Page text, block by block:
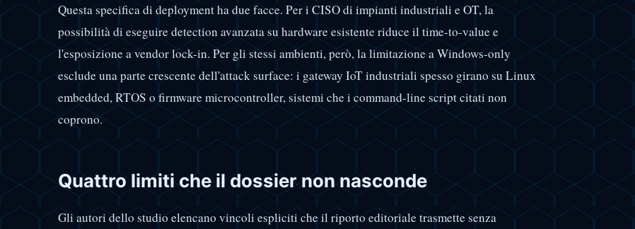
Questa specifica di deployment ha due facce. Per i CISO di impianti industriali e OT, la
possibilità di eseguire detection avanzata su hardware esistente riduce il time-to-value e
l'esposizione a vendor lock-in. Per gli stessi ambienti, però, la limitazione a Windows-only
esclude una parte crescente dell'attack surface: i gateway IoT industriali spesso girano su Linux
embedded, RTOS o firmware microcontroller, sistemi che i command-line script citati non
coprono.
Quattro limiti che il dossier non nasconde
Gli autori dello studio elencano vincoli espliciti che il riporto editoriale trasmette senza